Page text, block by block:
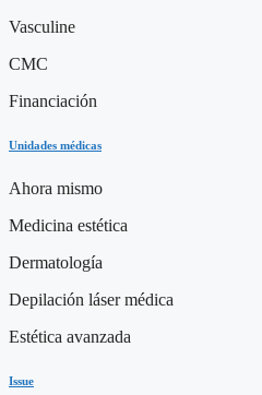
Vasculine
CMC
Financiación
Unidades médicas
Ahora mismo
Medicina estética
Dermatología
Depilación láser médica
Estética avanzada
Issue